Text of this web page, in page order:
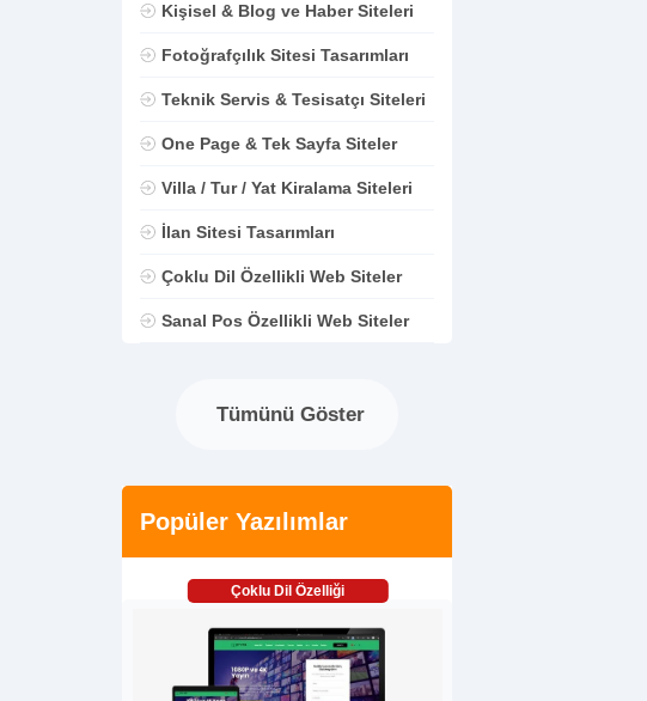
Kişisel & Blog ve Haber Siteleri
Fotoğrafçılık Sitesi Tasarımları
Teknik Servis & Tesisatçı Siteleri
One Page & Tek Sayfa Siteler
Villa / Tur / Yat Kiralama Siteleri
İlan Sitesi Tasarımları
Çoklu Dil Özellikli Web Siteler
Sanal Pos Özellikli Web Siteler
Tümünü Göster
Popüler Yazılımlar
Çoklu Dil Özelliği